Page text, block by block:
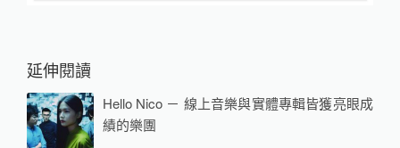
延伸閱讀
Hello Nico － 線上音樂與實體專輯皆獲亮眼成
績的樂團